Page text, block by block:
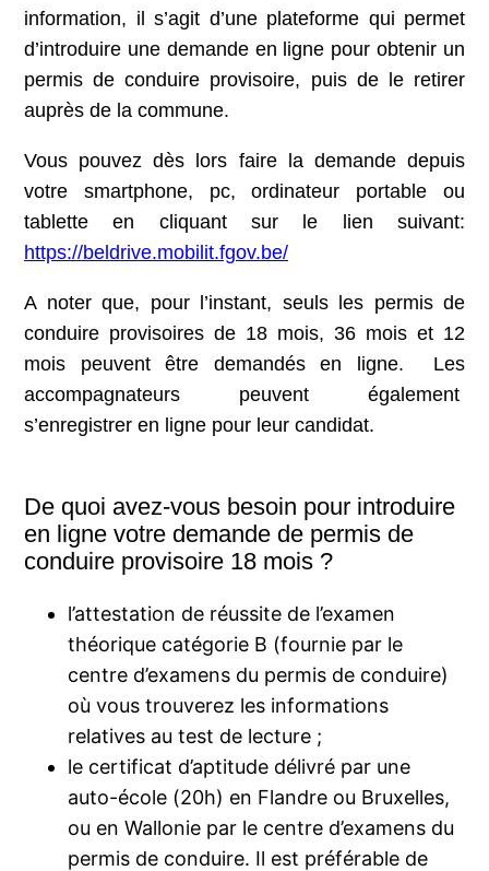
information, il s’agit d’une plateforme qui permet
d’introduire une demande en ligne pour obtenir un
permis de conduire provisoire, puis de le retirer
auprès de la commune.
Vous pouvez dès lors faire la demande depuis
votre smartphone, pc, ordinateur portable ou
tablette en cliquant sur le lien suivant:
https://beldrive.mobilit.fgov.be/
A noter que, pour l’instant, seuls les permis de
conduire provisoires de 18 mois, 36 mois et 12
mois peuvent être demandés en ligne. Les
accompagnateurs peuvent également
s’enregistrer en ligne pour leur candidat.
De quoi avez-vous besoin pour introduire
en ligne votre demande de permis de
conduire provisoire 18 mois ?
l’attestation de réussite de l’examen
théorique catégorie B (fournie par le
centre d’examens du permis de conduire)
où vous trouverez les informations
relatives au test de lecture ;
le certificat d’aptitude délivré par une
auto-école (20h) en Flandre ou Bruxelles,
ou en Wallonie par le centre d’examens du
permis de conduire. Il est préférable de